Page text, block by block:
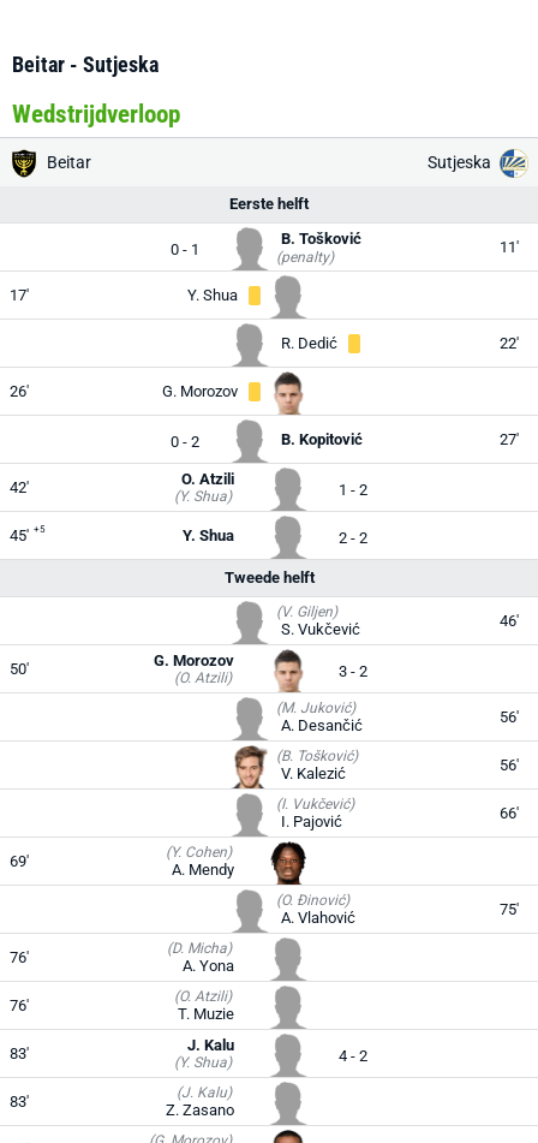
Beitar - Sutjeska
Wedstrijdverloop
Beitar Sutjeska
Eerste helft
0 - 1
B. Tošković
(penalty)
11'
17' Y. Shua
R. Dedić 22'
26' G. Morozov
0 - 2 B. Kopitović 27'
42' (Y. Shua)
O. Atzili
1 - 2
45' +5 Y. Shua 2 - 2
Tweede helft
(V. Giljen)
S. Vukčević 46'
50' (O. Atzili)
G. Morozov
3 - 2
(M. Juković)
A. Desančić 56'
(B. Tošković)
V. Kalezić 56'
(I. Vukčević)
I. Pajović 66'
69' (Y. Cohen)
A. Mendy
(O. Đinović)
A. Vlahović 75'
76' (D. Micha)
A. Yona
76' (O. Atzili)
T. Muzie
83' (Y. Shua)
J. Kalu
4 - 2
83' (J. Kalu)
Z. Zasano